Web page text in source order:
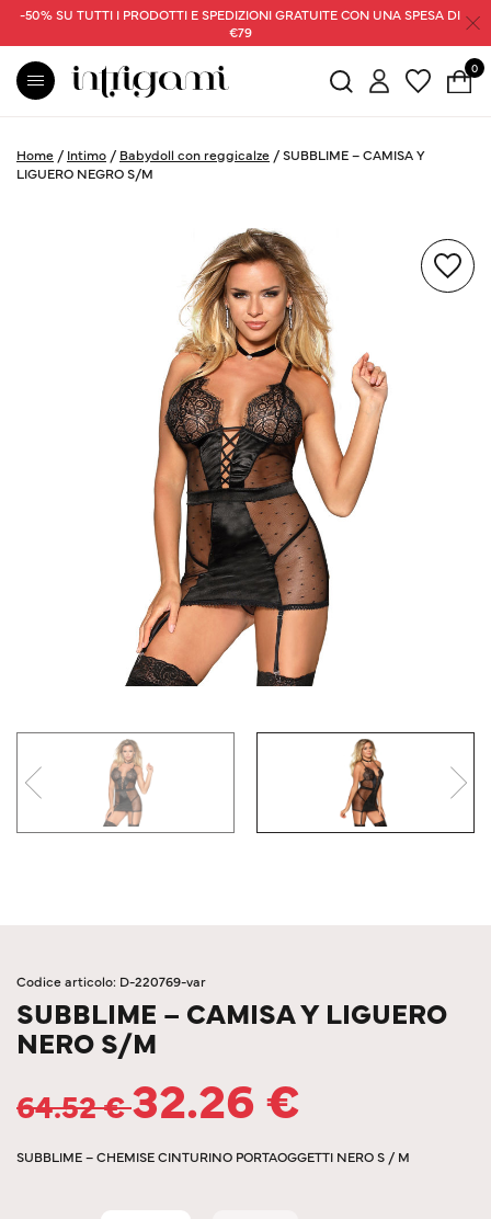
-50% SU TUTTI I PRODOTTI E SPEDIZIONI GRATUITE CON UNA SPESA DI
€79
0
Home / Intimo / Babydoll con reggicalze /SUBBLIME – CAMISA Y
LIGUERO NEGRO S/M
Codice articolo: D-220769-var
SUBBLIME – CAMISA Y LIGUERO
NERO S/M
64.52€32.26€
SUBBLIME – CHEMISE CINTURINO PORTAOGGETTI NERO S / M